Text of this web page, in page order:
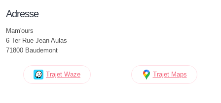
Adresse
Mam'ours
6 Ter Rue Jean Aulas
71800 Baudemont
Trajet Waze Trajet Maps